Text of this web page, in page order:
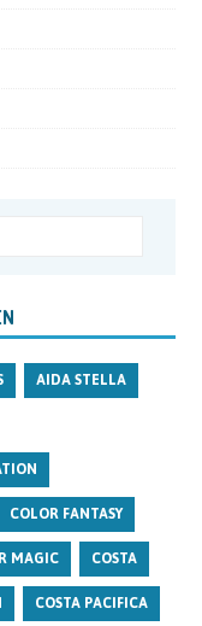
AIDA STELLA
COLOR FANTASY
MAGIC COSTA
COSTA PACIFICA